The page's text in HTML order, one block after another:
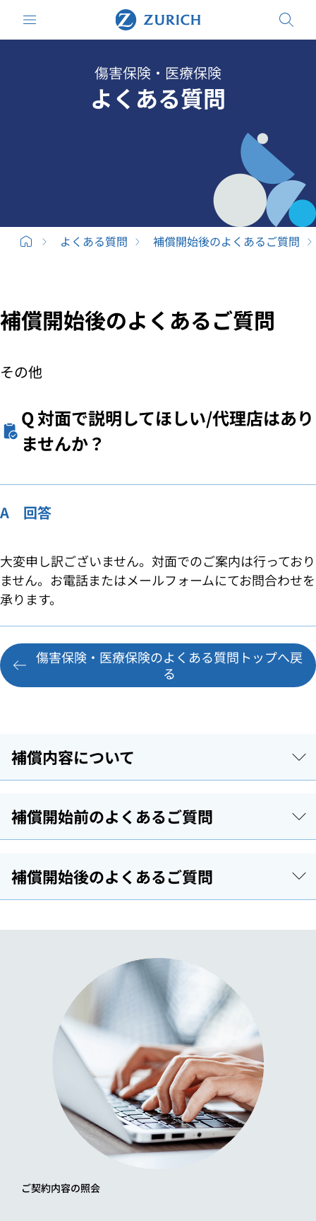
傷害保険・医療保険
よくある質問
よくある質問 補償開始後のよくあるご質問
補償開始後のよくあるご質問
その他
Q対面で説明してほしい/代理店はあり
ませんか？
A 回答
大変申し訳ございません。対面でのご案内は行っており
ません。お電話またはメールフォームにてお問合わせを
承ります。
傷害保険・医療保険のよくある質問トップへ戻
る
補償内容について
補償開始前のよくあるご質問
補償開始後のよくあるご質問
ご契約内容の照会